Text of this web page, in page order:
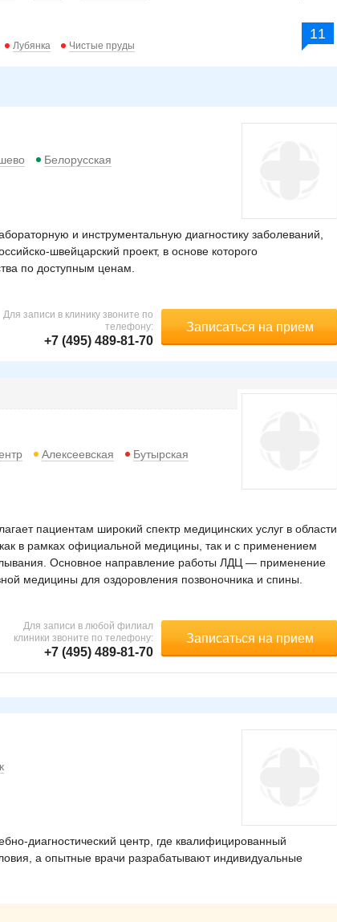
11
Лубянка Чистые пруды
Белорусская
и инструментальную диагностику заболеваний,
швейцарский проект, в основе которого
по доступным ценам.
Записаться на прием
Для записи в клинику звоните по
телефону:
+7 (495) 489-81-70
Алексеевская Бутырская
пациентам широкий спектр медицинских услуг в области
в рамках официальной медицины, так и с применением
Основное направление работы ЛДЦ — применение
медицины для оздоровления позвоночника и спины.
Записаться на прием
Для записи в любой филиал
клиники звоните по телефону:
+7 (495) 489-81-70
диагностический центр, где квалифицированный
а опытные врачи разрабатывают индивидуальные